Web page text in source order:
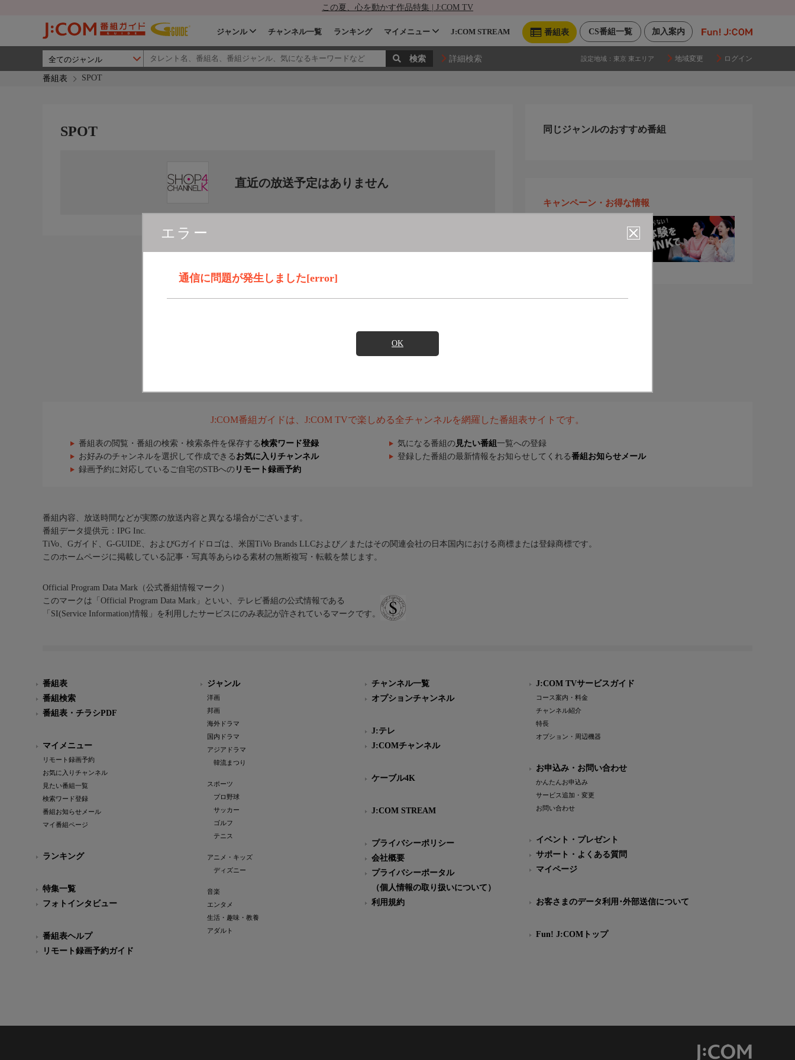
この夏、心を動かす作品特集 | J:COM TV
加入案内
CS番組一覧
番組表
ジャンル チャンネル一覧 ランキング マイメニュー J:COM STREAM
詳細検索 設定地域： 東京 東エリア 地域変更 ログイン
番組表 SPOT
エラー
通信に問題が発生しました[error]
OK
SPOT
直近の放送予定はありません
同じジャンルのおすすめ番組
キャンペーン・お得な情報
J:COM番組ガイドは、J:COM TVで楽しめる全チャンネルを網羅した番組表サイトです。
番組表の閲覧・番組の検索・検索条件を保存する検索ワード登録 気になる番組の 見たい番組 一覧への登録
お好みのチャンネルを選択して作成できる お気に入りチャンネル 登録した番組の最新情報をお知らせしてくれる番組お知らせメール
録画予約に対応しているご自宅のSTBへの リモート録画予約
番組内容、放送時間などが実際の放送内容と異なる場合がございます。
番組データ提供元：IPG Inc.
TiVo、Gガイド、G-GUIDE、およびGガイドロゴは、米国TiVo Brands LLCおよび／またはその関連会社の日本国内における商標または登録商標です。
このホームページに掲載している記事・写真等あらゆる素材の無断複写・転載を禁じます。
Official Program Data Mark（公式番組情報マーク）
このマークは「Official Program Data Mark」といい、テレビ番組の公式情報である
「SI(Service Information)情報」を利用したサービスにのみ表記が許されているマークです。
番組表
番組検索
番組表・チラシPDF
マイメニュー
リモート録画予約
お気に入りチャンネル
見たい番組一覧
検索ワード登録
番組お知らせメール
マイ番組ページ
ランキング
特集一覧
フォトインタビュー
番組表ヘルプ
リモート録画予約ガイド
ジャンル
洋画
邦画
海外ドラマ
国内ドラマ
アジアドラマ
韓流まつり
スポーツ
プロ野球
サッカー
ゴルフ
テニス
アニメ・キッズ
ディズニー
音楽
エンタメ
生活・趣味・教養
アダルト
チャンネル一覧
オプションチャンネル
J:テレ
J:COMチャンネル
ケーブル4K
J:COM STREAM
プライバシーポリシー
会社概要
プライバシーポータル
（個人情報の取り扱いについて）
利用規約
J:COM TVサービスガイド
コース案内・料金
チャンネル紹介
特長
オプション・周辺機器
お申込み・お問い合わせ
かんたんお申込み
サービス追加・変更
お問い合わせ
イベント・プレゼント
サポート・よくある質問
マイページ
お客さまのデータ利用･外部送信について
Fun! J:COMトップ